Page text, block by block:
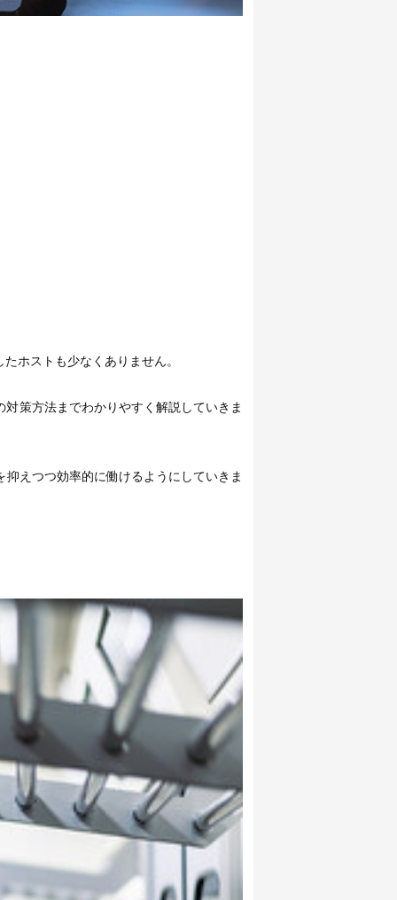
ホストも少なくありません。
策方法までわかりやすく解説していきま
えつつ効率的に働けるようにしていきま